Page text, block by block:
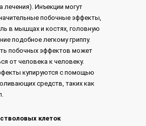
лечения). Инъекции могут
побочные эффекты,
в мышцах и костях, головную
подобное легкому гриппу.
побочных эффектов может
от человека к человеку.
купируются с помощью
средств, таких как
клеток